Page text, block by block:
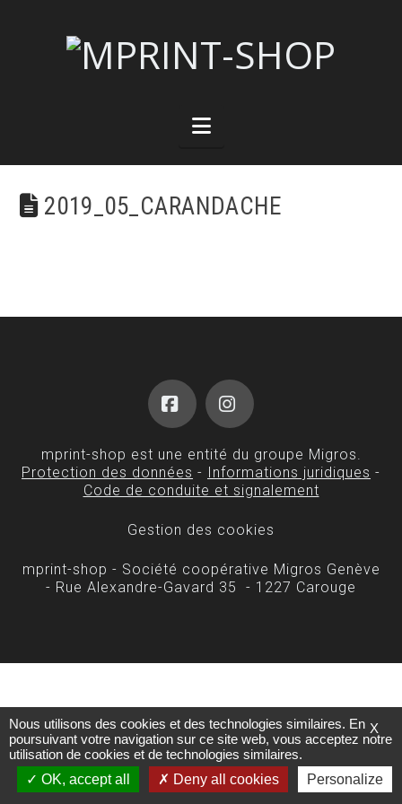
Navigation
2019_05_CARANDACHE
FacebookInstagram
mprint-shop est une entité du groupe Migros.
Protection des données - Informations juridiques -
Code de conduite et signalement
Gestion des cookies
mprint-shop - Société coopérative Migros Genève
- Rue Alexandre-Gavard 35 - 1227 Carouge
X
Nous utilisons des cookies et des technologies similaires. En
poursuivant votre navigation sur ce site web, vous acceptez notre
utilisation de cookies et de technologies similaires.
OK, accept all
Deny all cookies Personalize